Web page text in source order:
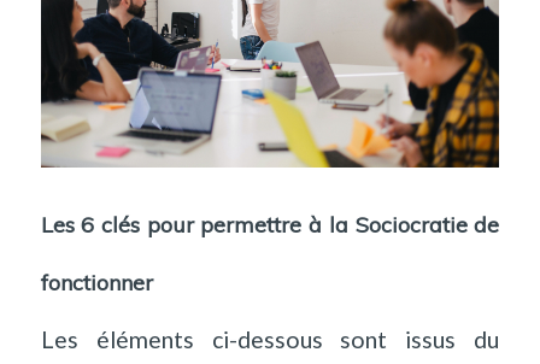
Les 6 clés pour permettre à la Sociocratie de
fonctionner
Les éléments ci-dessous sont issus du